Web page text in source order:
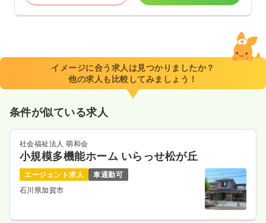
イメージに合う求人は見つかりましたか？
他の求人も比較してみましょう！
条件が似ている求人
社会福祉法人 萌和会
小規模多機能ホーム いらっせ松が丘
エージェント求人
車通勤可
石川県加賀市